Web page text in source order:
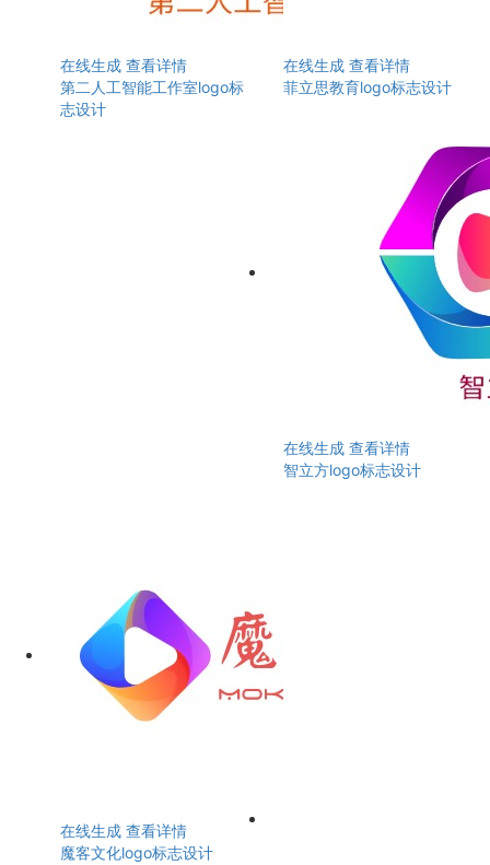
在线生成 查看详情
第二人工智能工作室logo标
志设计
在线生成 查看详情
菲立思教育logo标志设计
在线生成 查看详情
智立方logo标志设计
在线生成 查看详情
魔客文化logo标志设计